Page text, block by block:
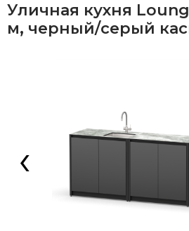
Уличная кухня
м, черный/серый
‹